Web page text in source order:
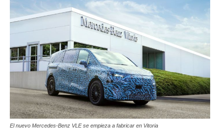
El nuevo Mercedes-Benz VLE se empieza a fabricar en Vitoria